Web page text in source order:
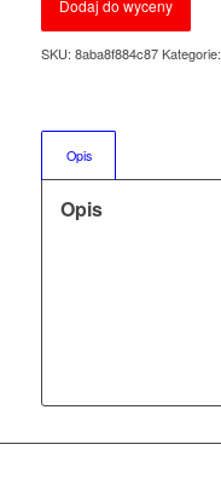
Dodaj do wyceny
SKU: 8aba8f884c87 Kategorie:
Opis
Opis